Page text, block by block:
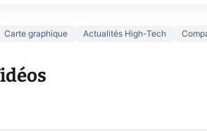
Carte graphique Actualités High-Tech
en 1
L'AOC
!
5 générations
Ce